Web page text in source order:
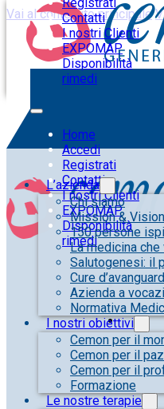
Vai al contenuto principale
Contatti
I nostri Clienti
EXPOMAP
Disponibilità
rimedi
Home
Accedi
Registrati
Contatti
I nostri Clienti
EXPOMAP
Disponibilità
rimedi
L’azienda
Chi siamo
Mission & Vision
150 persone
La medicina che
Salutogenesi: il
Cure
Azienda a
Normativa
I nostri obiettivi
Cemon per il
Cemon per il
Cemon per il
Formazione
Le nostre terapie